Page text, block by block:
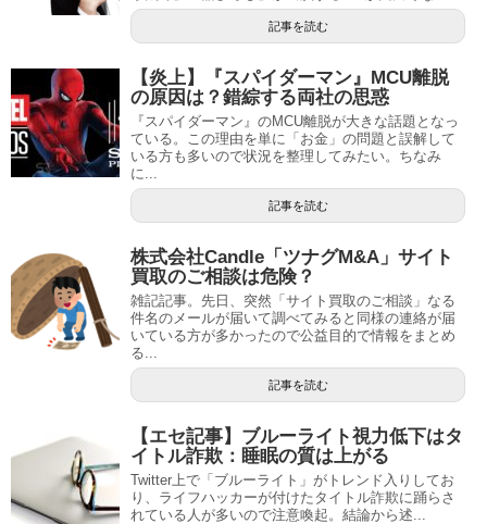
記事を読む
【炎上】『スパイダーマン』MCU離脱
の原因は？錯綜する両社の思惑
『スパイダーマン』のMCU離脱が大きな話題となっ
ている。この理由を単に「お金」の問題と誤解して
いる方も多いので状況を整理してみたい。ちなみ
に...
記事を読む
株式会社Candle「ツナグM&A」サイト
買取のご相談は危険？
雑記記事。先日、突然「サイト買取のご相談」なる
件名のメールが届いて調べてみると同様の連絡が届
いている方が多かったので公益目的で情報をまとめ
る...
記事を読む
【エセ記事】ブルーライト視力低下はタ
イトル詐欺：睡眠の質は上がる
Twitter上で「ブルーライト」がトレンド入りしてお
り、ライフハッカーが付けたタイトル詐欺に踊らさ
れている人が多いので注意喚起。結論から述...